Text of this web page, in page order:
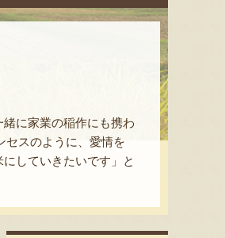
に家業の稲作にも携わ
セスのように、愛情を
していきたいです」と